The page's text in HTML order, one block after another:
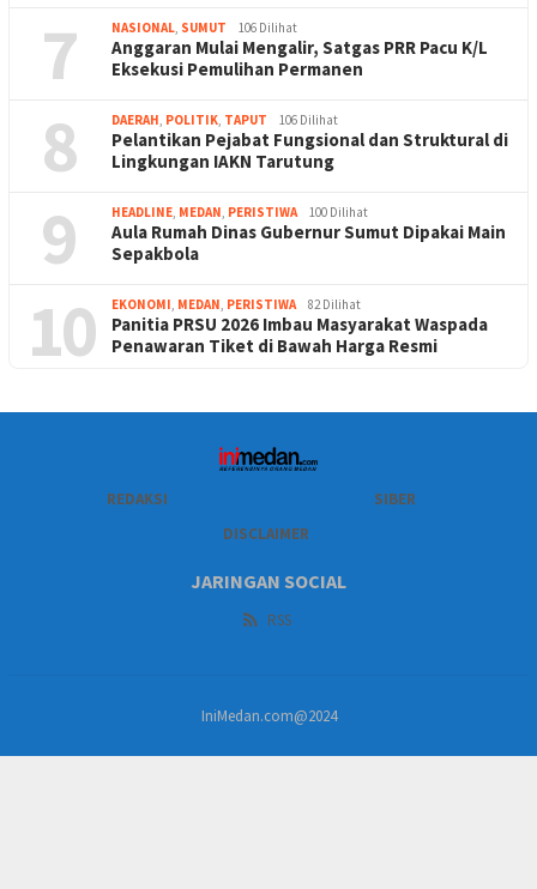
7 NASIONAL, SUMUT 106 Dilihat
Anggaran Mulai Mengalir, Satgas PRR Pacu K/L
Eksekusi Pemulihan Permanen
8 DAERAH, POLITIK, TAPUT 106 Dilihat
Pelantikan Pejabat Fungsional dan Struktural di
Lingkungan IAKN Tarutung
9 HEADLINE, MEDAN, PERISTIWA 100 Dilihat
Aula Rumah Dinas Gubernur Sumut Dipakai Main
Sepakbola
10 EKONOMI, MEDAN, PERISTIWA 82 Dilihat
Panitia PRSU 2026 Imbau Masyarakat Waspada
Penawaran Tiket di Bawah Harga Resmi
REDAKSI
SIBER
DISCLAIMER
JARINGAN SOCIAL
RSS
IniMedan.com@2024